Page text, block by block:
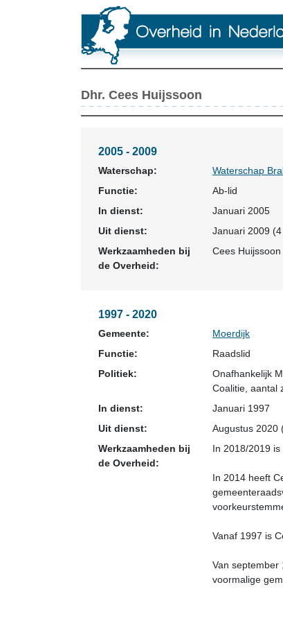
Dhr. Cees Huijssoon
2005 - 2009
Waterschap:
Waterschap
Functie:
Ab-lid
In dienst:
Januari 2005
Uit dienst:
Januari 2009
Werkzaamheden bij
de Overheid:
Cees
1997 - 2020
Gemeente:
Moerdijk
Functie:
Raadslid
Politiek:
Onafhankelijk
Coalitie , aantal
In dienst:
Januari 1997
Uit dienst:
Augustus 2020
Werkzaamheden bij
de Overheid:
In 2018/2019
In 2014 heeft
Vanaf 1997 is
Van september
voormalige